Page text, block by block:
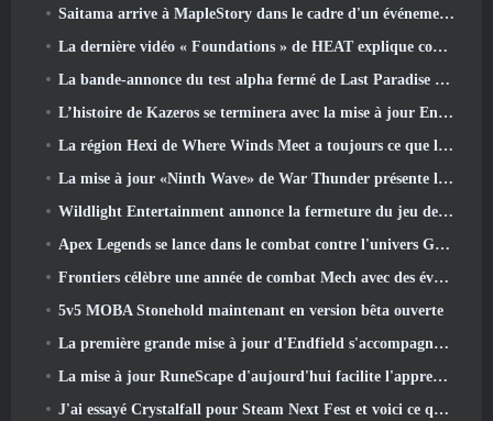
Saitama arrive à MapleStory dans le cadre d'un événement de collaboration One-Punch Man
La dernière vidéo « Foundations » de HEAT explique comment les agents et les réservoirs travaillent ensemble
La bande-annonce du test alpha fermé de Last Paradise nous rappelle à quoi ressemble vraiment la survie à l'apocalypse zombie
L’histoire de Kazeros se terminera avec la mise à jour Ends Of The Abyss de Lost Ark
La région Hexi de Where Winds Meet a toujours ce que les joueurs aiment tout en étant une expérience unique
La mise à jour «Ninth Wave» de War Thunder présente les jets de rang IX
Wildlight Entertainment annonce la fermeture du jeu de tir gratuit Highguard
Apex Legends se lance dans le combat contre l'univers Gundam dans le dernier événement crossover
Frontiers célèbre une année de combat Mech avec des événements d'anniversaire
5v5 MOBA Stonehold maintenant en version bêta ouverte
La première grande mise à jour d'Endfield s'accompagne de nombreuses optimisations
La mise à jour RuneScape d'aujourd'hui facilite l'apprentissage des styles de combat originaux du MMORPG.
J'ai essayé Crystalfall pour Steam Next Fest et voici ce que j'ai appris